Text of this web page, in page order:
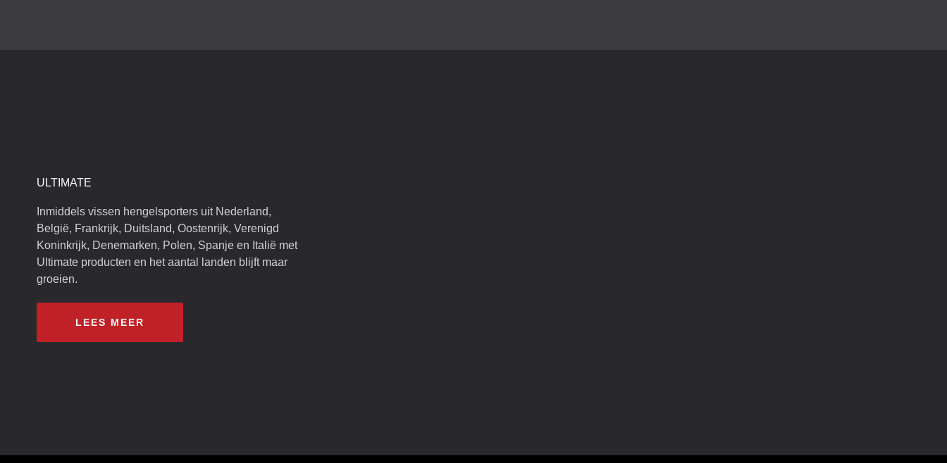
ULTIMATE
Inmiddels vissen hengelsporters uit Nederland,
België, Frankrijk, Duitsland, Oostenrijk, Verenigd
Koninkrijk, Denemarken, Polen, Spanje en Italië met
Ultimate producten en het aantal landen blijft maar
groeien.
LEES MEER